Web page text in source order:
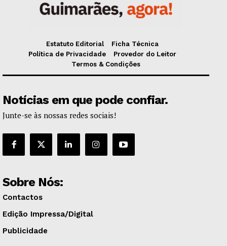
Estatuto Editorial
Ficha Técnica
Política de Privacidade
Provedor do Leitor
Termos & Condições
Notícias em que pode confiar.
Junte-se às nossas redes sociais!
Sobre Nós:
Contactos
Edição Impressa/Digital
Publicidade